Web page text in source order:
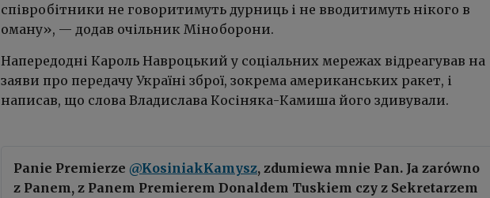
співробітники не говоритимуть дурниць і не вводитимуть нікого в
оману», — додав очільник Міноборони.
Напередодні Кароль Навроцький у соціальних мережах відреагував на
заяви про передачу Україні зброї, зокрема американських ракет, і
написав, що слова Владислава Косіняка-Камиша його здивували.
Panie Premierze @KosiniakKamysz, zdumiewa mnie Pan. Ja zarówno
z Panem, z Panem Premierem Donaldem Tuskiem czy z Sekretarzem